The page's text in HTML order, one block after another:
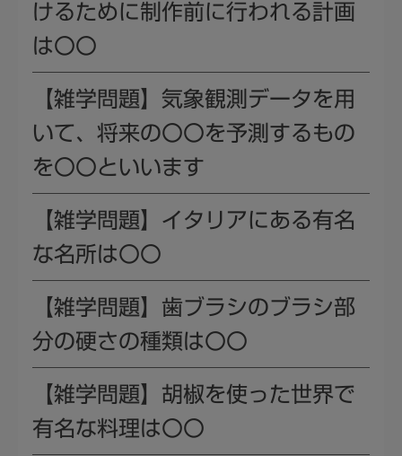
けるために制作前に行われる計画
は〇〇
【雑学問題】気象観測データを用
いて、将来の〇〇を予測するもの
を〇〇といいます
【雑学問題】イタリアにある有名
な名所は〇〇
【雑学問題】歯ブラシのブラシ部
分の硬さの種類は〇〇
【雑学問題】胡椒を使った世界で
有名な料理は〇〇